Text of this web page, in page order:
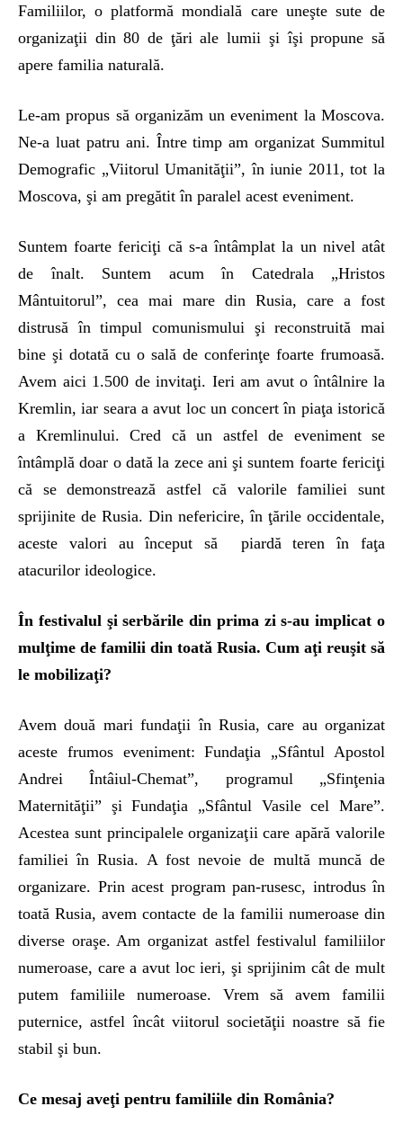
Familiilor, o platformă mondială care uneşte sute de
organizaţii din 80 de ţări ale lumii şi îşi propune să
apere familia naturală.
Le-am propus să organizăm un eveniment la Moscova.
Ne-a luat patru ani. Între timp am organizat Summitul
Demografic „Viitorul Umanităţii”, în iunie 2011, tot la
Moscova, şi am pregătit în paralel acest eveniment.
Suntem foarte fericiţi că s-a întâmplat la un nivel atât
de înalt. Suntem acum în Catedrala „Hristos
Mântuitorul”, cea mai mare din Rusia, care a fost
distrusă în timpul comunismului şi reconstruită mai
bine şi dotată cu o sală de conferinţe foarte frumoasă.
Avem aici 1.500 de invitaţi. Ieri am avut o întâlnire la
Kremlin, iar seara a avut loc un concert în piaţa istorică
a Kremlinului. Cred că un astfel de eveniment se
întâmplă doar o dată la zece ani şi suntem foarte fericiţi
că se demonstrează astfel că valorile familiei sunt
sprijinite de Rusia. Din nefericire, în ţările occidentale,
aceste valori au început să piardă teren în faţa
atacurilor ideologice.
În festivalul şi serbările din prima zi s-au implicat o
mulţime de familii din toată Rusia. Cum aţi reuşit să
le mobilizaţi?
Avem două mari fundaţii în Rusia, care au organizat
aceste frumos eveniment: Fundaţia „Sfântul Apostol
Andrei Întâiul-Chemat”, programul „Sfinţenia
Maternităţii” şi Fundaţia „Sfântul Vasile cel Mare”.
Acestea sunt principalele organizaţii care apără valorile
familiei în Rusia. A fost nevoie de multă muncă de
organizare. Prin acest program pan-rusesc, introdus în
toată Rusia, avem contacte de la familii numeroase din
diverse oraşe. Am organizat astfel festivalul familiilor
numeroase, care a avut loc ieri, şi sprijinim cât de mult
putem familiile numeroase. Vrem să avem familii
puternice, astfel încât viitorul societăţii noastre să fie
stabil şi bun.
Ce mesaj aveţi pentru familiile din România?